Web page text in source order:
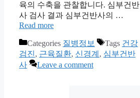
육의 수축을 관찰합니다. 심부건반
사 검사 결과 심부건반사의 …
Read more
Categories 질병정보 Tags 건강
검진, 근육질환, 신경계 , 심부건반
사
Leave a comment